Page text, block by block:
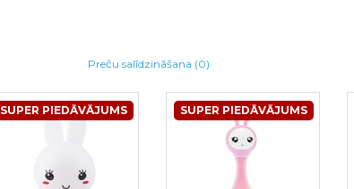
Preču salīdzināšana (0)
SUPER PIEDĀVĀJUMS SUPER PIEDĀVĀJUMS